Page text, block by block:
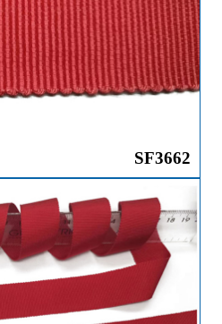
SF3662